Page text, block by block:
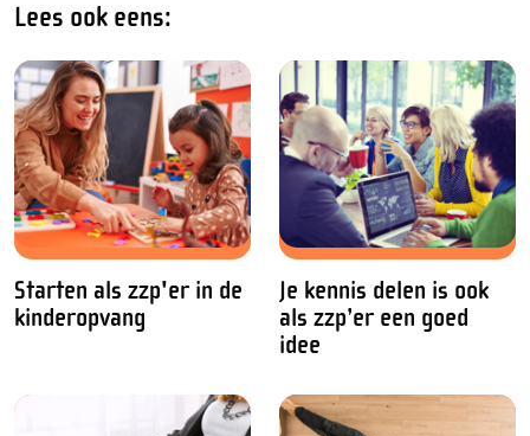
Lees ook eens:
Starten als zzp'er in de
kinderopvang
Je kennis delen is ook
als zzp’er een goed
idee